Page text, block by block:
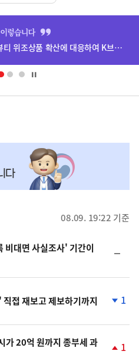
(설명자료) 지식재산처는 해외 K-뷰티 위조상품 확산에 대응하여 K브랜드 정부인증, 유통차단, 국제공조까지 K-브랜드 보호를 강화하고 있습니다.
08.09. 19:22 기준
대면 사실조사' 기간이
일
접 재보고 제보하기까지 1
가 20억 원까지 종부세 과
1